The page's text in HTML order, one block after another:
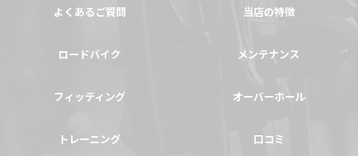
よくあるご質問 当店の特徴
ロードバイク メンテナンス
フィッティング オーバーホール
トレーニング 口コミ